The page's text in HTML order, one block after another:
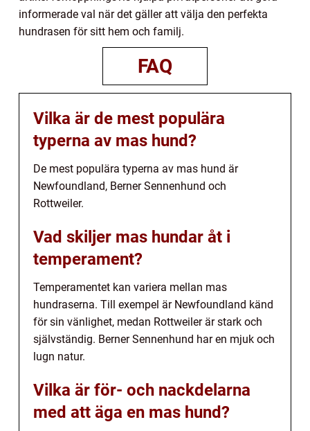
informerade val när det gäller att välja den perfekta
hundrasen för sitt hem och familj.
FAQ
Vilka är de mest populära
typerna av mas hund?
De mest populära typerna av mas hund är
Newfoundland, Berner Sennenhund och
Rottweiler.
Vad skiljer mas hundar åt i
temperament?
Temperamentet kan variera mellan mas
hundraserna. Till exempel är Newfoundland känd
för sin vänlighet, medan Rottweiler är stark och
självständig. Berner Sennenhund har en mjuk och
lugn natur.
Vilka är för- och nackdelarna
med att äga en mas hund?